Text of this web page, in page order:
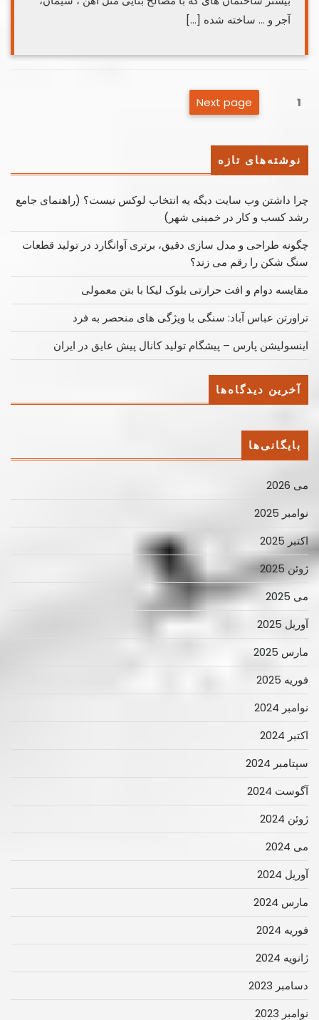
آجر و … ساخته شده […]
صفحه‌بندی
Page1
Next page
نوشته‌های تازه
چرا داشتن وب سایت دیگه یه انتخاب لوکس نیست؟ (راهنمای جامع
رشد کسب ‌و کار در خمینی ‌شهر)
چگونه طراحی و مدل سازی دقیق، برتری آوانگارد در تولید قطعات
سنگ شکن را رقم می زند؟
مقایسه دوام و افت حرارتی بلوک لیکا با بتن معمولی
تراورتن عباس آباد: سنگی با ویژگی های منحصر به فرد
اینسولیشن پارس – پیشگام تولید کانال پیش عایق در ایران
آخرین دیدگاه‌ها
بایگانی‌ها
می 2026
نوامبر 2025
اکتبر 2025
ژوئن 2025
می 2025
آوریل 2025
مارس 2025
فوریه 2025
نوامبر 2024
اکتبر 2024
سپتامبر 2024
آگوست 2024
ژوئن 2024
می 2024
آوریل 2024
مارس 2024
فوریه 2024
ژانویه 2024
دسامبر 2023
نوامبر 2023